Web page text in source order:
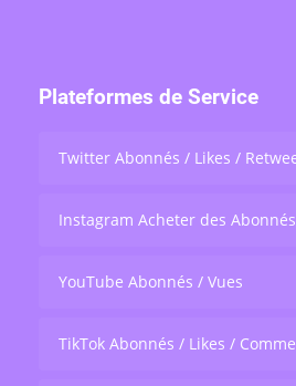
Plateformes de Service
Twitter Abonnés / Likes /
Instagram Acheter des
YouTube Abonnés / Vues
TikTok Abonnés / Likes /